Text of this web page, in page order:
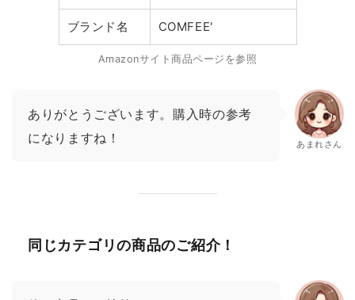
ブランド名 COMFEE'
Amazonサイト商品ページを参照
ありがとうございます。購入時の参考
になりますね！
あまれさん
同じカテゴリの商品のご紹介！